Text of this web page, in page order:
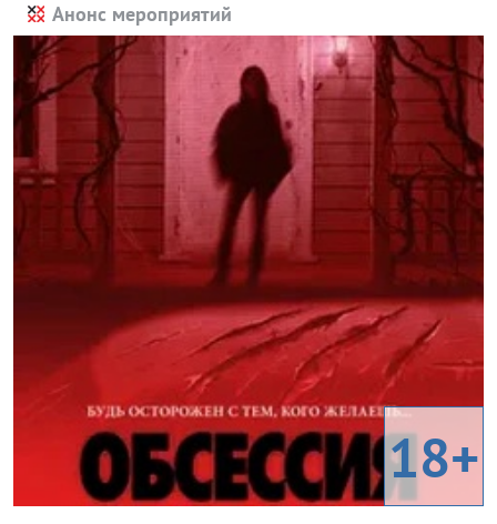
Анонс мероприятий
18+